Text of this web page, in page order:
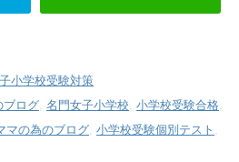
小学校受験対策
ブログ 名門女子小学校 小学校受験合格
マの為のブログ 小学校受験個別テスト